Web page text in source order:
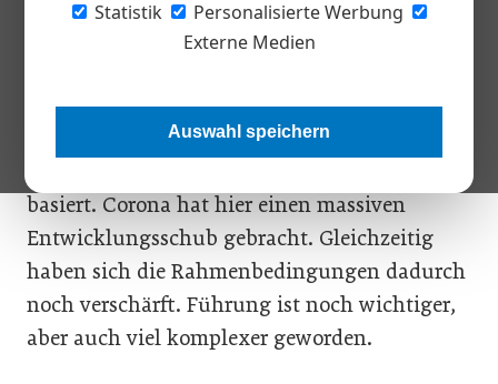
Statistik
Personalisierte Werbung
Externe Medien
Auswahl speichern
zukunftsfähig zu bleiben. Das beginnt bei der
Leadership bzw. Responsible Leadership – ein
Führungsstil, der auf Vertrauen,
basiert. Corona hat hier einen massiven
Entwicklungsschub gebracht. Gleichzeitig
haben sich die Rahmenbedingungen dadurch
noch verschärft. Führung ist noch wichtiger,
aber auch viel komplexer geworden.